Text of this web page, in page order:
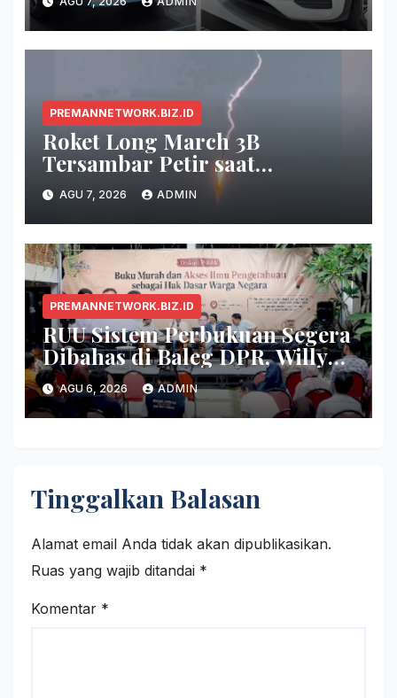
PREMANNETWORK.BIZ.ID
Roket Long March 3B
Tersambar Petir saat
Meluncur, Misi Tetap Berhasil
AGU 7, 2026 ADMIN
PREMANNETWORK.BIZ.ID
RUU Sistem Perbukuan Segera
Dibahas di Baleg DPR, Willy
Aditya: Buku Itu Makanan
Otak
AGU 6, 2026 ADMIN
Tinggalkan Balasan
Alamat email Anda tidak akan dipublikasikan.
Ruas yang wajib ditandai *
Komentar *